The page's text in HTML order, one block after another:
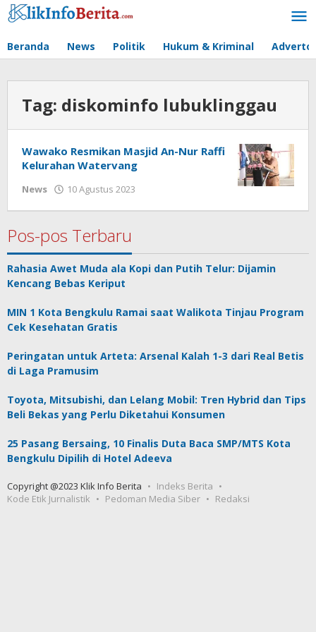
Lewati
ke
Beranda News Politik Hukum & Kriminal
Tag: diskominfo lubuklinggau
Wawako Resmikan Masjid An-Nur Raffi
Kelurahan Watervang
News 10 Agustus 2023
Pos-pos Terbaru
Rahasia Awet Muda ala Kopi dan Putih Telur: Dijamin
Kencang Bebas Keriput
MIN 1 Kota Bengkulu Ramai saat Walikota Tinjau Program
Cek Kesehatan Gratis
Peringatan untuk Arteta: Arsenal Kalah 1-3 dari Real Betis
di Laga Pramusim
Toyota, Mitsubishi, dan Lelang Mobil: Tren Hybrid dan Tips
Beli Bekas yang Perlu Diketahui Konsumen
25 Pasang Bersaing, 10 Finalis Duta Baca SMP/MTS Kota
Bengkulu Dipilih di Hotel Adeeva
Copyright @2023 Klik Info Berita
Indeks Berita
Kode Etik Jurnalistik
Pedoman Media Siber Redaksi